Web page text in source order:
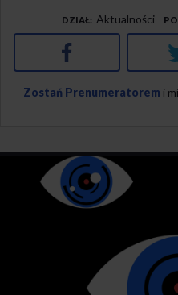
DZIAŁ Aktualności
Facebook
Zostań Prenumeratorem i